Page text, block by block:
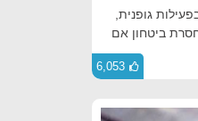
גופנית,
ביטחון אם
6,053